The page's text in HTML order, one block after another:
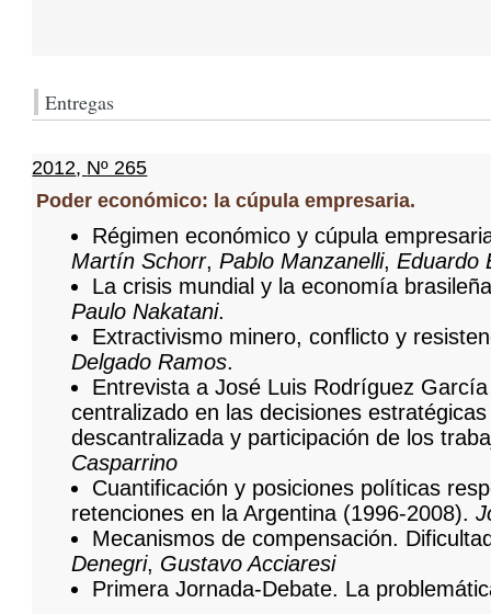
Entregas
2012, Nº 265
Poder económico: la cúpula empresaria.
Régimen económico y cúpula
Martín Schorr,Pablo Manzanelli,Eduardo
La crisis mundial y la economía
Paulo Nakatani.
Extractivismo minero, conflicto y
Delgado Ramos.
Entrevista a José Luis Rodríguez
centralizado en las decisiones
descantralizada y participación de los
Casparrino
Cuantificación y posiciones políticas
retenciones en la Argentina (1996-2008).
Mecanismos de compensación.
Denegri, Gustavo Acciaresi
Primera Jornada-Debate. La